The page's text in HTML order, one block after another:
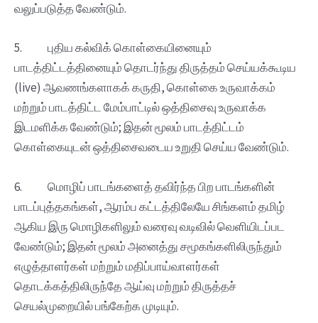
வலுப்படுத்த வேண்டும்.
5. புதிய கல்விக் கொள்கையினையும்
பாடத்திட்டத்தினையும் தொடர்ந்து திருத்தம் செய்யக்கூடிய
(live) ஆவணங்களாகக் கருதி, கொள்கை உருவாக்கம்
மற்றும் பாடத்திட்ட மேம்பாட்டில் ஒத்திசைவு உருவாக்க
இடமளிக்க வேண்டும்; இதன் மூலம் பாடத்திட்டம்
கொள்கையுடன் ஒத்திசைவடைய உறுதி செய்ய வேண்டும்.
6. மொழிப் பாடங்களைத் தவிர்ந்த பிற பாடங்களின்
பாடப்புத்தகங்கள், ஆரம்ப கட்டத்திலேயே சிங்களம் தமிழ்
ஆகிய இரு மொழிகளிலும் வரைவு வடிவில் வெளியிடப்பட
வேண்டும்; இதன் மூலம் அனைத்து சமூகங்களிலிருந்தும்
எழுத்தாளர்கள் மற்றும் மதிப்பாய்வாளர்கள்
தொடக்கத்திலிருந்தே ஆய்வு மற்றும் திருத்தச்
செயல்முறையில் பங்கேற்க முடியும்.